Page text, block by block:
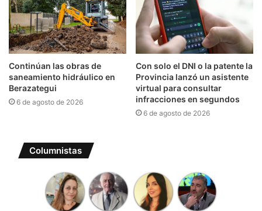
Continúan las obras de
saneamiento hidráulico en
Berazategui
6 de agosto de 2026
Con solo el DNI o la patente la
Provincia lanzó un asistente
virtual para consultar
infracciones en segundos
6 de agosto de 2026
Columnistas